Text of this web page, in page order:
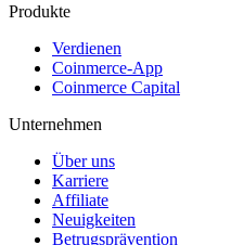
Produkte
Verdienen
Coinmerce-App
Coinmerce Capital
Unternehmen
Über uns
Karriere
Affiliate
Neuigkeiten
Betrugsprävention